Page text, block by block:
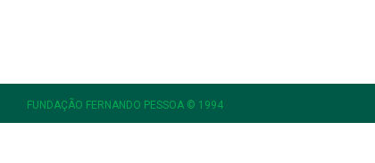
FUNDAÇÃO FERNANDO PESSOA © 1994